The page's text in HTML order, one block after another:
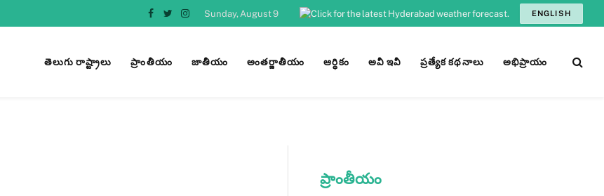
Facebook
TwitterInstagram
Sunday, August 9 ENGLISH
తెలుగు రాష్ట్రాలు ప్రాంతీయం జాతీయం అంతర్జాతీయం ఆర్ధికం అవీ ఇవీ ప్రత్యేక కథనాలు అభిప్రాయం
ప్రాంతీయం